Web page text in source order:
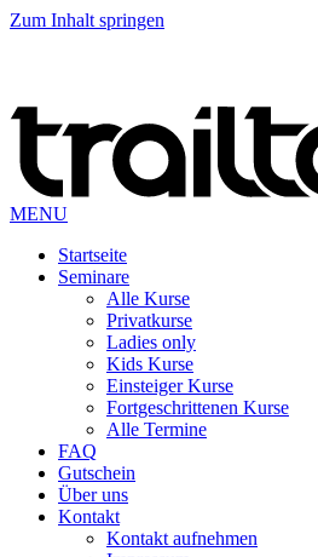
Zum Inhalt springen
MENU
Startseite
Seminare
Alle Kurse
Privatkurse
Ladies only
Kids Kurse
Einsteiger Kurse
Fortgeschrittenen Kurse
Alle Termine
FAQ
Gutschein
Über uns
Kontakt
Kontakt aufnehmen